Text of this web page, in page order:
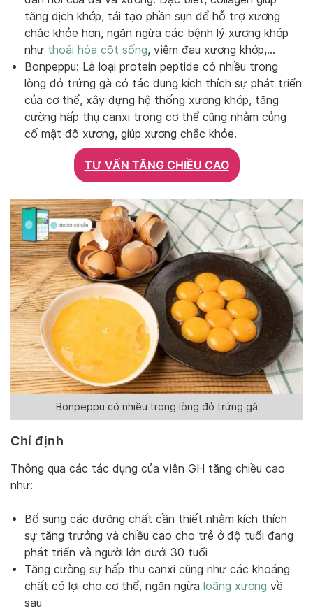
tăng dịch khớp, tái tạo phần sụn để hỗ trợ xương
chắc khỏe hơn, ngăn ngừa các bệnh lý xương khớp
như thoái hóa cột sống, viêm đau xương khớp,…
Bonpeppu: Là loại protein peptide có nhiều trong
lòng đỏ trứng gà có tác dụng kích thích sự phát triển
của cơ thể, xây dựng hệ thống xương khớp, tăng
cường hấp thụ canxi trong cơ thể cũng nhằm củng
cố mật độ xương, giúp xương chắc khỏe.
TƯ VẤN TĂNG CHIỀU CAO
Bonpeppu có nhiều trong lòng đỏ trứng gà
Chỉ định
Thông qua các tác dụng của viên GH tăng chiều cao
như:
Bổ sung các dưỡng chất cần thiết nhằm kích thích
sự tăng trưởng và chiều cao cho trẻ ở độ tuổi đang
phát triển và người lớn dưới 30 tuổi
Tăng cường sự hấp thu canxi cũng như các khoáng
chất có lợi cho cơ thể, ngăn ngừa loãng xương về
sau